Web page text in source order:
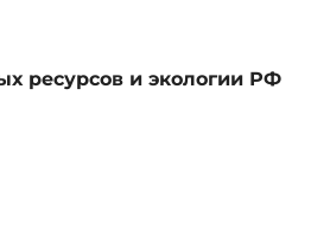
ресурсов и экологии РФ